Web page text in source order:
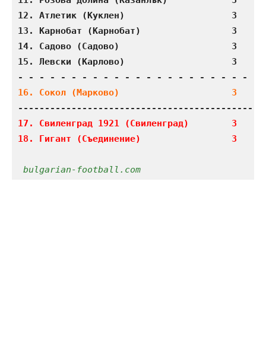
12. Атлетик (Куклен)                    3
13. Карнобат (Карнобат)
14. Садово (Садово)                     3
15. Левски (Карлово)
16. Сокол (Марково)                     3
17. Свиленград 1921 (Свиленград)
18. Гигант (Съединение)                 3
bulgarian-football.com